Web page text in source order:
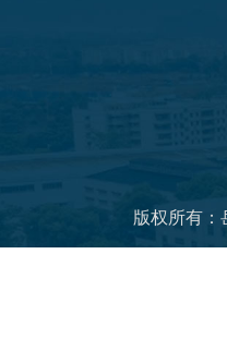
版权所有：